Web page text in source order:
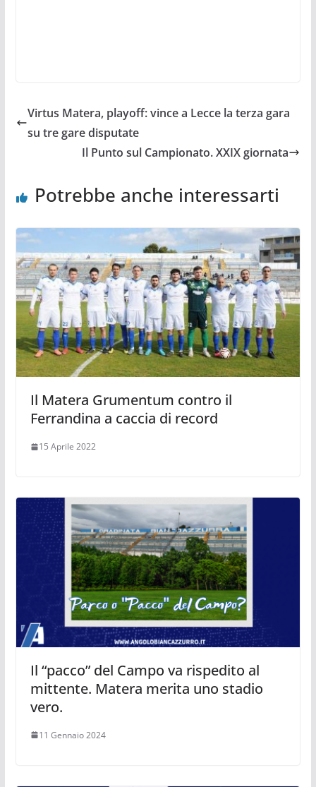
Virtus Matera, playoff: vince a Lecce la terza gara
su tre gare disputate
Il Punto sul Campionato. XXIX giornata
Potrebbe anche interessarti
Il Matera Grumentum contro il
Ferrandina a caccia di record
15 Aprile 2022
Il “pacco” del Campo va rispedito al
mittente. Matera merita uno stadio
vero.
11 Gennaio 2024